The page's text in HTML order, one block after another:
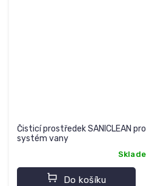
Čisticí prostředek SANICLEAN
systém vany
Do košíku